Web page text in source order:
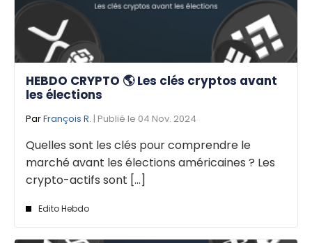
HEBDO CRYPTO 🌎 Les clés cryptos avant
les élections
ParFrançois R. | Publié le 04 Nov. 2024
Quelles sont les clés pour comprendre le
marché avant les élections américaines ? Les
crypto-actifs sont [...]
Edito Hebdo